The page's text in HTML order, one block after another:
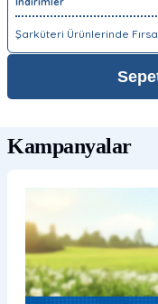
Şarküteri Ürünlerinde
Kampanyalar